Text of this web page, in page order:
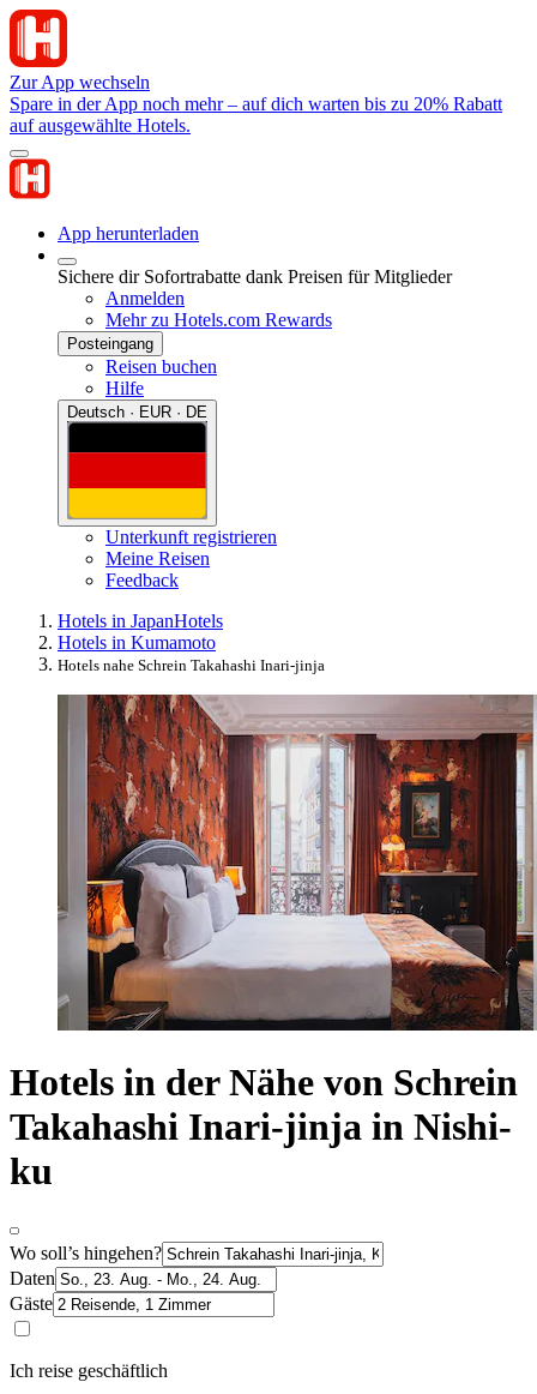
Zur App wechseln
Spare in der App noch mehr – auf dich warten bis zu 20% Rabatt
auf ausgewählte Hotels.
App herunterladen
Sichere dir Sofortrabatte dank Preisen für Mitglieder
Anmelden
Mehr zu Hotels.com Rewards
Posteingang
Reisen buchen
Hilfe
Deutsch · EUR · DE
Unterkunft registrieren
Meine Reisen
Feedback
Hotels in JapanHotels
Hotels in Kumamoto
Hotels nahe Schrein Takahashi Inari-jinja
Hotels in der Nähe von Schrein
Takahashi Inari-jinja in Nishi-
ku
Wo soll’s hingehen?
Daten
Gäste
Ich reise geschäftlich